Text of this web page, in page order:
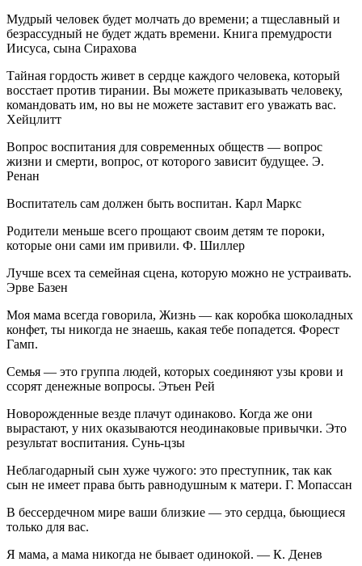
Мудрый человек будет молчать до времени; а тщеславный и
безрассудный не будет ждать времени. Книга премудрости
Иисуса, сына Сирахова
Тайная гордость живет в сердце каждого человека, который
восстает против тирании. Вы можете приказывать человеку,
командовать им, но вы не можете заставит его уважать вас.
Хейцлитт
Вопрос воспитания для современных обществ — вопрос
жизни и смерти, вопрос, от которого зависит будущее. Э.
Ренан
Воспитатель сам должен быть воспитан. Карл Маркс
Родители меньше всего прощают своим детям те пороки,
которые они сами им привили. Ф. Шиллер
Лучше всех та семейная сцена, которую можно не устраивать.
Эрве Базен
Моя мама всегда говорила, Жизнь — как коробка шоколадных
конфет, ты никогда не знаешь, какая тебе попадется. Форест
Гамп.
Семья — это группа людей, которых соединяют узы крови и
ссорят денежные вопросы. Этьен Рей
Новорожденные везде плачут одинаково. Когда же они
вырастают, у них оказываются неодинаковые привычки. Это
результат воспитания. Сунь-цзы
Неблагодарный сын хуже чужого: это преступник, так как
сын не имеет права быть равнодушным к матери. Г. Мопассан
В бессердечном мире ваши близкие — это сердца, бьющиеся
только для вас.
Я мама, а мама никогда не бывает одинокой. — К. Денев